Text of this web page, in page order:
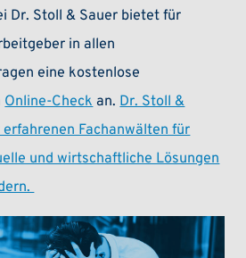
Dr. Stoll & Sauer bietet für
in allen
eine kostenlose
Online-Check an. Dr. Stoll &
Fachanwälten für
und wirtschaftliche Lösungen